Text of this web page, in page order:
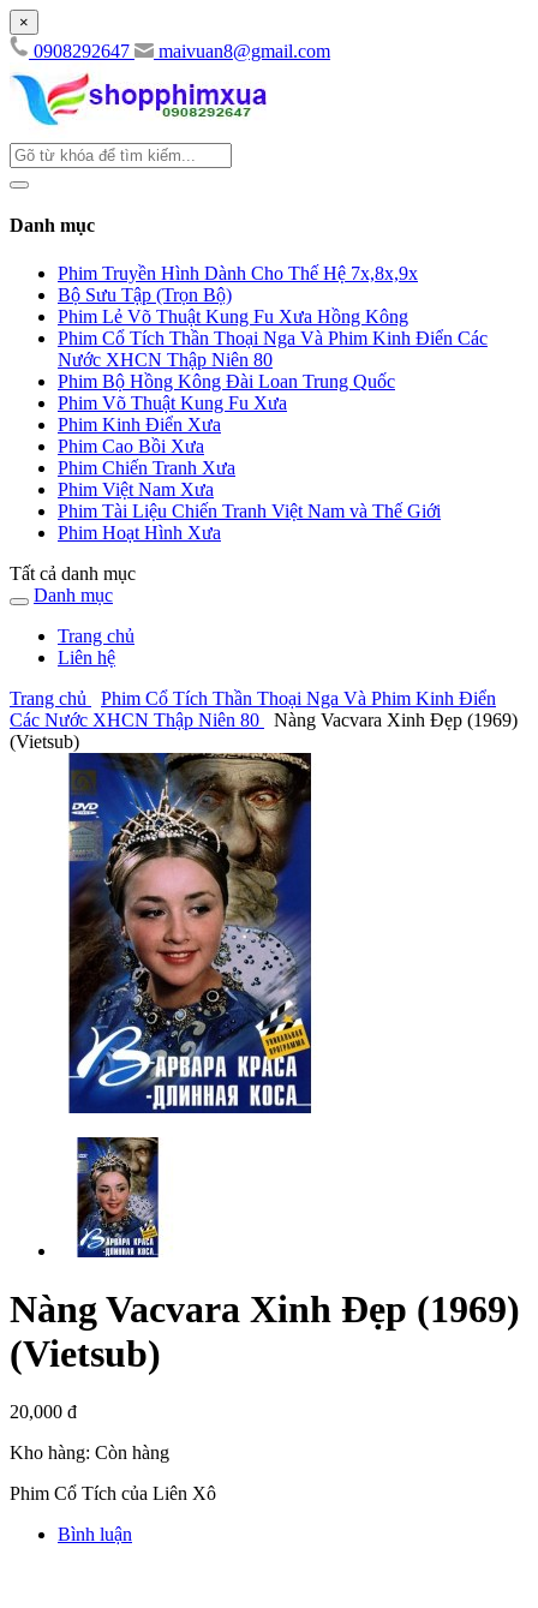
×
0908292647 maivuan8@gmail.com
Danh mục
Phim Truyền Hình Dành Cho Thế Hệ 7x,8x,9x
Bộ Sưu Tập (Trọn Bộ)
Phim Lẻ Võ Thuật Kung Fu Xưa Hồng Kông
Phim Cổ Tích Thần Thoại Nga Và Phim Kinh Điển Các
Nước XHCN Thập Niên 80
Phim Bộ Hồng Kông Đài Loan Trung Quốc
Phim Võ Thuật Kung Fu Xưa
Phim Kinh Điển Xưa
Phim Cao Bồi Xưa
Phim Chiến Tranh Xưa
Phim Việt Nam Xưa
Phim Tài Liệu Chiến Tranh Việt Nam và Thế Giới
Phim Hoạt Hình Xưa
Tất cả danh mục
Danh mục
Trang chủ
Liên hệ
Trang chủ
Phim Cổ Tích Thần Thoại Nga Và Phim Kinh Điển
Các Nước XHCN Thập Niên 80
Nàng Vacvara Xinh Đẹp (1969)
(Vietsub)
Nàng Vacvara Xinh Đẹp (1969)
(Vietsub)
20,000 đ
Kho hàng: Còn hàng
Phim Cổ Tích của Liên Xô
Bình luận